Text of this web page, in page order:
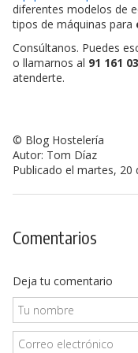
diferentes modelos de
tipos de máquinas para
Consúltanos. Puedes
o llamarnos al 91 161
atenderte.
© Blog Hostelería
Autor: Tom Díaz
Publicado el martes, 20
Comentarios
Deja tu comentario